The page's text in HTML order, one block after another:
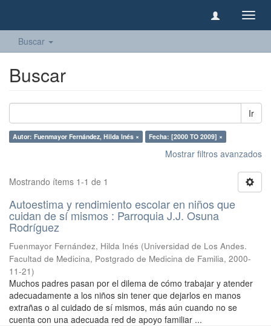
Buscar
Buscar
Ir
Autor: Fuenmayor Fernández, Hilda Inés × Fecha: [2000 TO 2009] ×
Mostrar filtros avanzados
Mostrando ítems 1-1 de 1
Autoestima y rendimiento escolar en niños que
cuidan de sí mismos : Parroquia J.J. Osuna
Rodríguez
Fuenmayor Fernández, Hilda Inés (Universidad de Los Andes.
Facultad de Medicina, Postgrado de Medicina de Familia, 2000-
11-21)
Muchos padres pasan por el dilema de cómo trabajar y atender
adecuadamente a los niños sin tener que dejarlos en manos
extrañas o al cuidado de sí mismos, más aún cuando no se
cuenta con una adecuada red de apoyo familiar ...